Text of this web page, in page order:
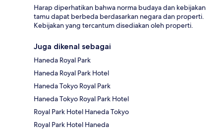
Harap diperhatikan bahwa norma budaya dan kebijakan
tamu dapat berbeda berdasarkan negara dan properti.
Kebijakan yang tercantum disediakan oleh properti.
Juga dikenal sebagai
Haneda Royal Park
Haneda Royal Park Hotel
Haneda Tokyo Royal Park
Haneda Tokyo Royal Park Hotel
Royal Park Hotel Haneda Tokyo
Royal Park Hotel Haneda